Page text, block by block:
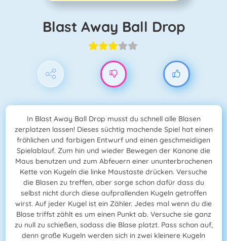
Blast Away Ball Drop
In Blast Away Ball Drop musst du schnell alle Blasen
zerplatzen lassen! Dieses süchtig machende Spiel hat einen
fröhlichen und farbigen Entwurf und einen geschmeidigen
Spielablauf. Zum hin und wieder Bewegen der Kanone die
Maus benutzen und zum Abfeuern einer ununterbrochenen
Kette von Kugeln die linke Maustaste drücken. Versuche
die Blasen zu treffen, aber sorge schon dafür dass du
selbst nicht durch diese aufprallenden Kugeln getroffen
wirst. Auf jeder Kugel ist ein Zähler. Jedes mal wenn du die
Blase triffst zählt es um einen Punkt ab. Versuche sie ganz
zu null zu schießen, sodass die Blase platzt. Pass schon auf,
denn große Kugeln werden sich in zwei kleinere Kugeln